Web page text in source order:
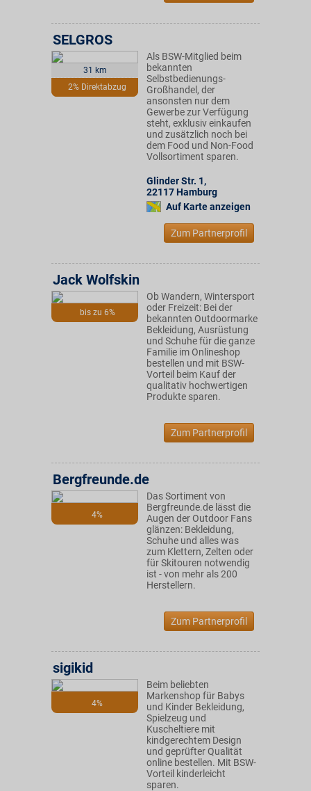
31 km
2% Direktabzug
SELGROS
Als BSW-Mitglied beim
bekannten
Selbstbedienungs-
Großhandel, der
ansonsten nur dem
Gewerbe zur Verfügung
steht, exklusiv einkaufen
und zusätzlich noch bei
dem Food und Non-Food
Vollsortiment sparen.
Glinder Str. 1,
22117 Hamburg
Auf Karte anzeigen
Zum Partnerprofil
bis zu 6%
Jack Wolfskin
Ob Wandern, Wintersport
oder Freizeit: Bei der
bekannten Outdoormarke
Bekleidung, Ausrüstung
und Schuhe für die ganze
Familie im Onlineshop
bestellen und mit BSW-
Vorteil beim Kauf der
qualitativ hochwertigen
Produkte sparen.
Zum Partnerprofil
4%
Bergfreunde.de
Das Sortiment von
Bergfreunde.de lässt die
Augen der Outdoor Fans
glänzen: Bekleidung,
Schuhe und alles was
zum Klettern, Zelten oder
für Skitouren notwendig
ist - von mehr als 200
Herstellern.
Zum Partnerprofil
4%
sigikid
Beim beliebten
Markenshop für Babys
und Kinder Bekleidung,
Spielzeug und
Kuscheltiere mit
kindgerechtem Design
und geprüfter Qualität
online bestellen. Mit BSW-
Vorteil kinderleicht
sparen.